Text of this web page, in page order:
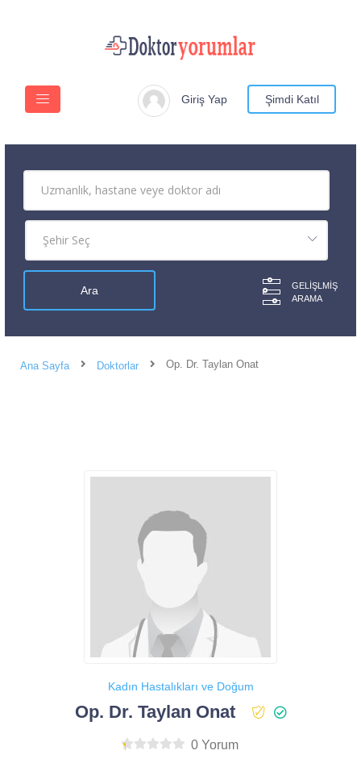
Giriş Yap Şimdi Katıl
GELIŞLMIŞ
ARAMA
Ana Sayfa Doktorlar Op. Dr. Taylan Onat
Kadın Hastalıkları ve Doğum
Op. Dr. Taylan Onat
0 Yorum